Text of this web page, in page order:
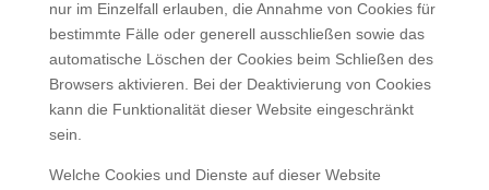
nur im Einzelfall erlauben, die Annahme von Cookies für
bestimmte Fälle oder generell ausschließen sowie das
automatische Löschen der Cookies beim Schließen des
Browsers aktivieren. Bei der Deaktivierung von Cookies
kann die Funktionalität dieser Website eingeschränkt
sein.
Welche Cookies und Dienste auf dieser Website